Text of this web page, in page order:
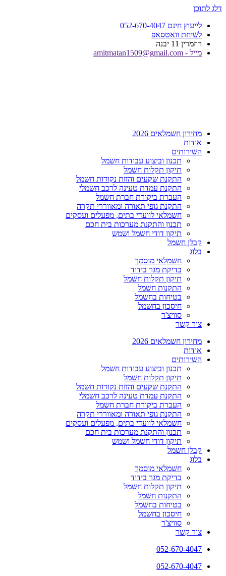
דלג לתוכן
לייעוץ חינם 052-670-4047
לשיחת וואטסאפ
רוזמרין 11 יבנה
מייל - amitmatan1509@gmail.com
מחירון חשמלאים 2026
אודות
השירותים
תכנון וביצוע עבודות חשמל
תיקון תקלות חשמל
התקנת שקעים והזזת נקודות חשמל
התקנת עמדת טעינה לרכב חשמלי
העברת ביקורת חברת חשמל
התקנת גופי תאורה ומאווררי תקרה
חשמלאי לוועדי בתים, מפעלים ועסקים
תכנון והתקנת מערכות בית חכם
תיקון דודי חשמל ושמש
קבלן חשמל
בלוג
חשמלאי מוסמך
בדיקת מגר בידוד
תיקון תקלות חשמל
התקנות חשמל
בטיחות בחשמל
חיסכון בחשמל
סוויצ'ר
צור קשר
מחירון חשמלאים 2026
אודות
השירותים
תכנון וביצוע עבודות חשמל
תיקון תקלות חשמל
התקנת שקעים והזזת נקודות חשמל
התקנת עמדת טעינה לרכב חשמלי
העברת ביקורת חברת חשמל
התקנת גופי תאורה ומאווררי תקרה
חשמלאי לוועדי בתים, מפעלים ועסקים
תכנון והתקנת מערכות בית חכם
תיקון דודי חשמל ושמש
קבלן חשמל
בלוג
חשמלאי מוסמך
בדיקת מגר בידוד
תיקון תקלות חשמל
התקנות חשמל
בטיחות בחשמל
חיסכון בחשמל
סוויצ'ר
צור קשר
052-670-4047
052-670-4047